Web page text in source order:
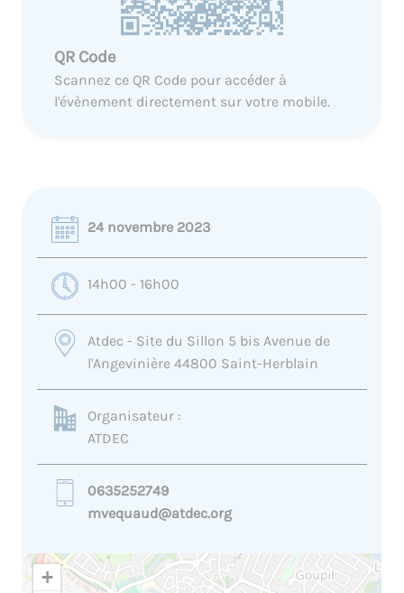
QR Code
Scannez ce QR Code pour accéder à
l'évènement directement sur votre mobile.
24 novembre 2023
14h00 - 16h00
Atdec - Site du Sillon 5 bis Avenue de
l'Angevinière 44800 Saint-Herblain
Organisateur :
ATDEC
0635252749
mvequaud@atdec.org
+